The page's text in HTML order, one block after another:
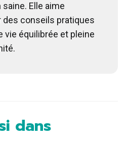
Elle aime
des conseils pratiques
vie équilibrée et pleine
dans